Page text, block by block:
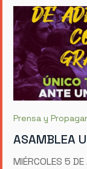
Prensa y
ASAMBLEA
MIÉRCOLES 5